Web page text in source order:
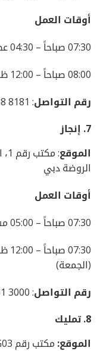
أوقات العمل
07:30 صباحاً – 04:30 عصراً (السبت، الاثنين – الخميس)
08:00 صباحاً – 12:00 ظهراً (الجمعة)
رقم التواصل: 8181 338 04
7. إنجاز
الموقع
الروضة دبي
أوقات العمل
07:30 صباحاً – 05:00 مساءً (الاثنين – الخميس)
(الجمعة)
رقم التواصل: 3000 561 04 | 546529 600
8. تمليك
الموقع: